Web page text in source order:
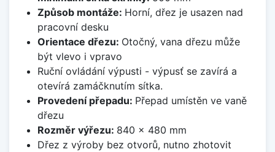
Způsob montáže: Horní, dřez je usazen nad
pracovní desku
Orientace dřezu: Otočný, vana dřezu může
být vlevo i vpravo
Ruční ovládání výpusti - výpusť se zavírá a
otevírá zamáčknutím sítka.
Provedení přepadu: Přepad umístěn ve vaně
dřezu
Rozměr výřezu: 840 x 480 mm
Dřez z výroby bez otvorů, nutno zhotovit